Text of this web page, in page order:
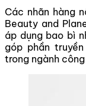
Các nhãn hàng
Beauty and
áp dụng bao bì
góp phần
trong ngành